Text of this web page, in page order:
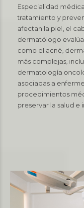
Especialidad
tratamiento y
afectan la piel, el
dermatólogo
como el acné,
más complejas,
dermatología
asociadas a
procedimientos
preservar la salud e